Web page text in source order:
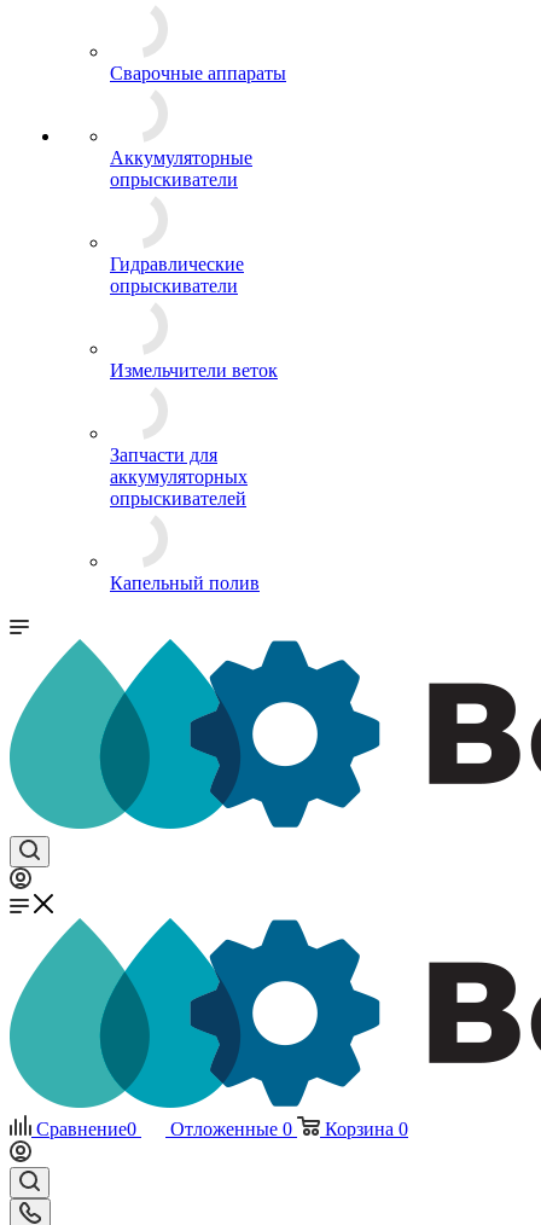
Сварочные аппараты
Аккумуляторные
опрыскиватели
Гидравлические
опрыскиватели
Измельчители веток
Запчасти для
аккумуляторных
опрыскивателей
Капельный полив
Сравнение0 Отложенные 0 Корзина 0